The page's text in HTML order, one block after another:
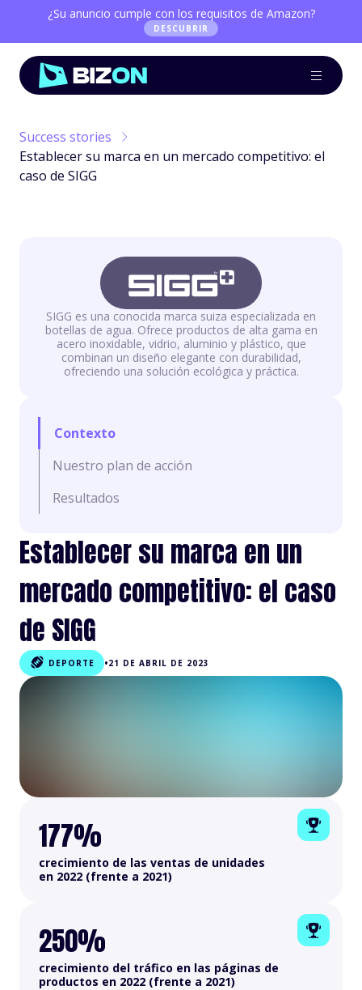
¿Su anuncio cumple con los requisitos de Amazon?
DESCUBRIR
Success stories
Establecer su marca en un mercado competitivo: el
caso de SIGG
SIGG es una conocida marca suiza especializada en
botellas de agua. Ofrece productos de alta gama en
acero inoxidable, vidrio, aluminio y plástico, que
combinan un diseño elegante con durabilidad,
ofreciendo una solución ecológica y práctica.
Contexto
Nuestro plan de acción
Resultados
Establecer su marca en un
mercado competitivo: el caso
de SIGG
DEPORTE •21 DE ABRIL DE 2023
177%
crecimiento de las ventas de unidades
en 2022 (frente a 2021)
250%
crecimiento del tráfico en las páginas de
productos en 2022 (frente a 2021)